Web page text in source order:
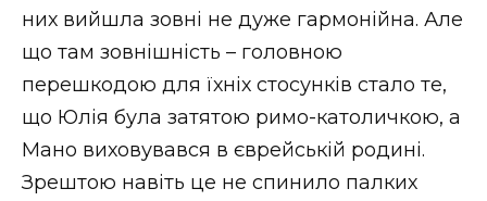
них вийшла зовні не дуже гармонійна. Але
що там зовнішність – головною
перешкодою для їхніх стосунків стало те,
що Юлія була затятою римо-католичкою, а
Мано виховувався в єврейській родині.
Зрештою навіть це не спинило палких